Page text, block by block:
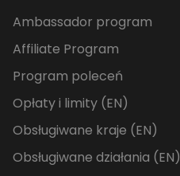
Ambassador program
Affiliate Program
Program poleceń
Opłaty i limity (EN)
Obsługiwane kraje (EN)
Obsługiwane działania (EN)